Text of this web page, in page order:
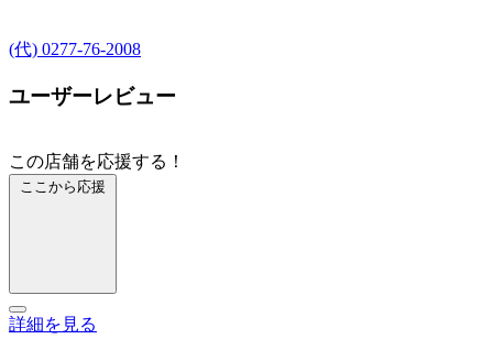
(代) 0277-76-2008
ユーザーレビュー
この店舗を応援する！
ここから応援
詳細を見る